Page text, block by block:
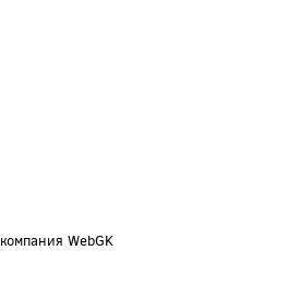
компания WebGK